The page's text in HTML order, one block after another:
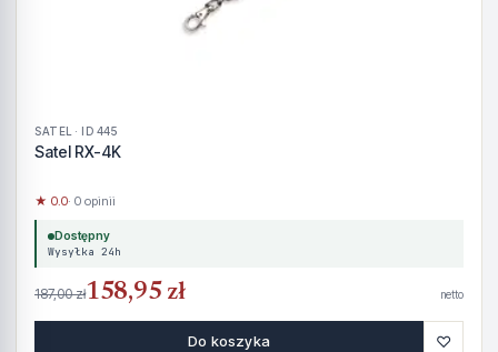
SATEL · ID 445
Satel RX-4K
★ 0.0· 0 opinii
Dostępny
Wysyłka 24h
187,00 zł158,95 zł netto
Do koszyka ♡